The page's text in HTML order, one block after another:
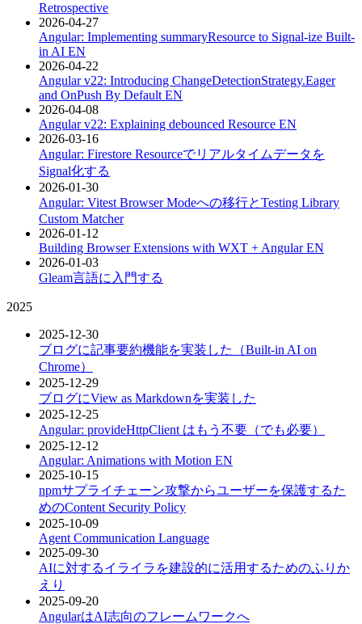
Retrospective
2026-04-27
Angular: Implementing summaryResource to Signal-ize Built-
in AI EN
2026-04-22
Angular v22: Introducing ChangeDetectionStrategy.Eager
and OnPush By Default EN
2026-04-08
Angular v22: Explaining debounced Resource EN
2026-03-16
Angular: Firestore Resourceでリアルタイムデータを
Signal化する
2026-01-30
Angular: Vitest Browser Modeへの移行とTesting Library
Custom Matcher
2026-01-12
Building Browser Extensions with WXT + Angular EN
2026-01-03
Gleam言語に入門する
2025
2025-12-30
ブログに記事要約機能を実装した（Built-in AI on
Chrome）
2025-12-29
ブログにView as Markdownを実装した
2025-12-25
Angular: provideHttpClient はもう不要（でも必要）
2025-12-12
Angular: Animations with Motion EN
2025-10-15
npmサプライチェーン攻撃からユーザーを保護するた
めのContent Security Policy
2025-10-09
Agent Communication Language
2025-09-30
AIに対するイライラを建設的に活用するためのふりか
えり
2025-09-20
AngularはAI志向のフレームワークへ